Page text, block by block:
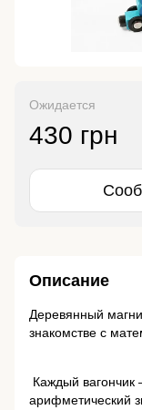
Ожидается
430 грн
Описание
Деревянный
знакомстве с
Каждый
арифметический